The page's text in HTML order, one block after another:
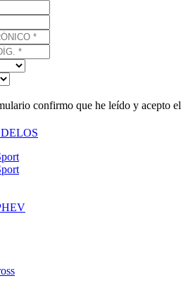
confirmo que he leído y acepto el